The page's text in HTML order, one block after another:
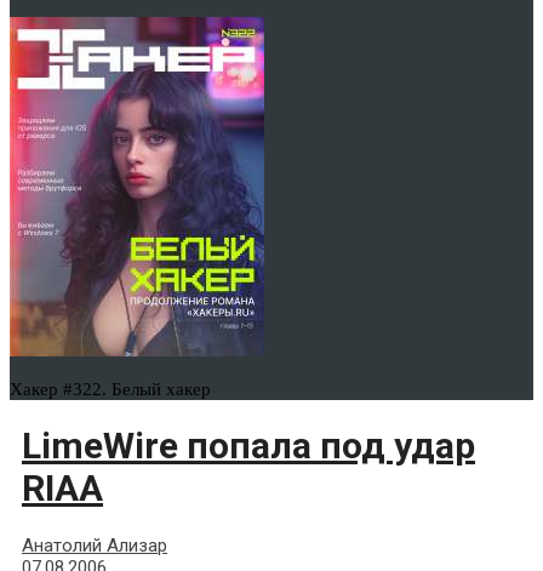
Хакер #322. Белый хакер
LimeWire попала под удар
RIAA
Анатолий Ализар